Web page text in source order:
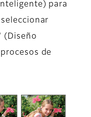
para
(Diseño
de